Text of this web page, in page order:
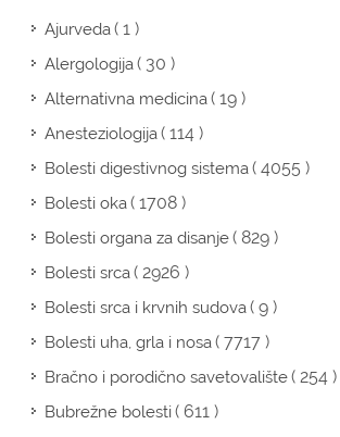
Ajurveda( 1 )
Alergologija( 30 )
Alternativna medicina( 19 )
Anesteziologija( 114 )
Bolesti digestivnog sistema( 4055 )
Bolesti oka( 1708 )
Bolesti organa za disanje( 829 )
Bolesti srca( 2926 )
Bolesti srca i krvnih sudova( 9 )
Bolesti uha, grla i nosa( 7717 )
Bračno i porodično savetovalište( 254 )
Bubrežne bolesti( 611 )